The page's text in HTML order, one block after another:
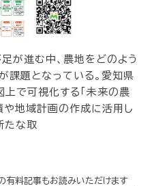
が進む中、農地をどのよう
課題となっている。愛知県
で可視化する「未来の農
や地域計画の作成に活用し
たな取
有料記事もお読みいただけます